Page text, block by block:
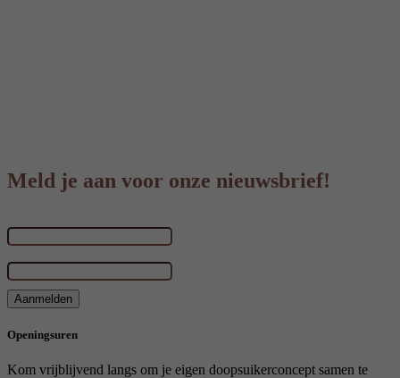
Meld je aan voor onze nieuwsbrief!
Aanmelden
Openingsuren
Kom vrijblijvend langs om je eigen doopsuikerconcept samen te